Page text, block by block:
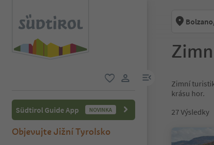
uživatelský odkaz
odkaz na menu
Südtirol Guide App NOVINKA
Objevujte Jižní Tyrolsko
Zimní
krásu hor.
27 Výsledky